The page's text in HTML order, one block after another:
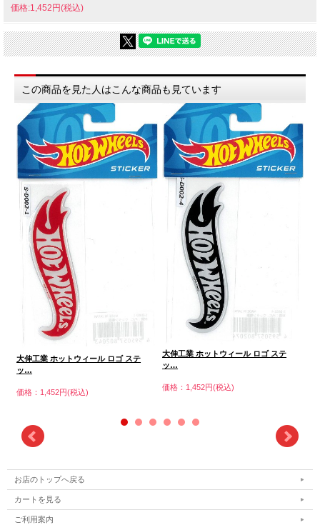
価格:1,452円(税込)
この商品を見た人はこんな商品も見ています
大伸工業 ホットウィール ロゴ ステ
ッ…
価格：1,452円(税込)
大伸工業 ホットウィール ロゴ ステ
ッ…
価格：1,452円(税込)
お店のトップへ戻る
カートを見る
ご利用案内